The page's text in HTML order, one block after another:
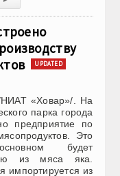
UPDATED
«Ховар»/. На
парка города
предприятие по
Это
будет
из мяса яка.
импортируется из